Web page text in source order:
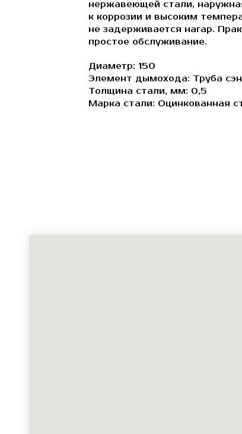
нержавеющей стали,
к коррозии и высоким
не задерживается нагар.
простое обслуживание.
Диаметр: 150
Элемент дымохода: Труба
Толщина стали, мм: 0,5
Марка стали: Оцинкованная